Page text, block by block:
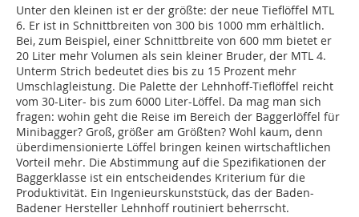
Unter den kleinen ist er der größte: der neue Tieflöffel MTL
6. Er ist in Schnittbreiten von 300 bis 1000 mm erhältlich.
Bei, zum Beispiel, einer Schnittbreite von 600 mm bietet er
20 Liter mehr Volumen als sein kleiner Bruder, der MTL 4.
Unterm Strich bedeutet dies bis zu 15 Prozent mehr
Umschlagleistung. Die Palette der Lehnhoff-Tieflöffel reicht
vom 30-Liter- bis zum 6000 Liter-Löffel. Da mag man sich
fragen: wohin geht die Reise im Bereich der Baggerlöffel für
Minibagger? Groß, größer am Größten? Wohl kaum, denn
überdimensionierte Löffel bringen keinen wirtschaftlichen
Vorteil mehr. Die Abstimmung auf die Spezifikationen der
Baggerklasse ist ein entscheidendes Kriterium für die
Produktivität. Ein Ingenieurskunststück, das der Baden-
Badener Hersteller Lehnhoff routiniert beherrscht.